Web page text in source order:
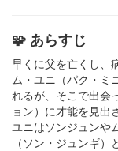
🧩 あらすじ
早くに父を亡くし、
ム・ユニ（パク・ミ
れるが、そこで出会
ョン）に才能を見出
ユニはソンジュンや
（ソン・ジュンギ